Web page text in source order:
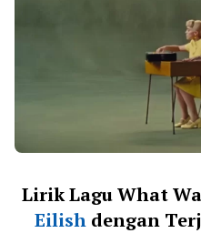
Lirik Lagu What
Eilish dengan